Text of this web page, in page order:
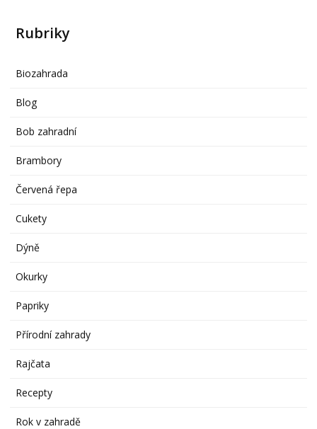
Rubriky
Biozahrada
Blog
Bob zahradní
Brambory
Červená řepa
Cukety
Dýně
Okurky
Papriky
Přírodní zahrady
Rajčata
Recepty
Rok v zahradě